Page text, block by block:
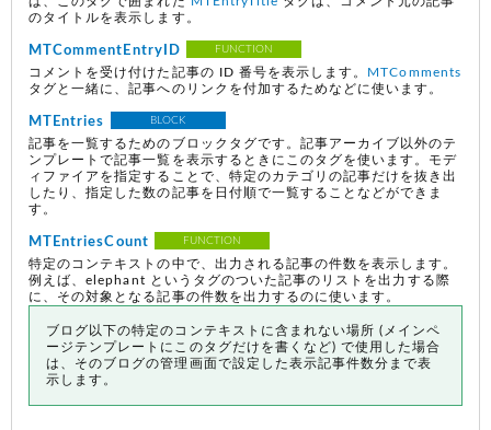
のタイトルを表示します。
MTCommentEntryID FUNCTION
コメントを受け付けた記事の ID 番号を表示します。
MTComments
タグと一緒に、記事へのリンクを付加するためなどに使います。
MTEntries BLOCK
記事を一覧するためのブロックタグです。記事アーカイブ以外のテ
ンプレートで記事一覧を表示するときにこのタグを使います。モデ
ィファイアを指定することで、特定のカテゴリの記事だけを抜き出
したり、指定した数の記事を日付順で一覧することなどができま
す。
MTEntriesCount FUNCTION
特定のコンテキストの中で、出力される記事の件数を表示します。
例えば、elephant というタグのついた記事のリストを出力する際
に、その対象となる記事の件数を出力するのに使います。
ブログ以下の特定のコンテキストに含まれない場所(メインペ
ージテンプレートにこのタグだけを書くなど) で使用した場合
は、そのブログの管理画面で設定した表示記事件数分まで表
示します。